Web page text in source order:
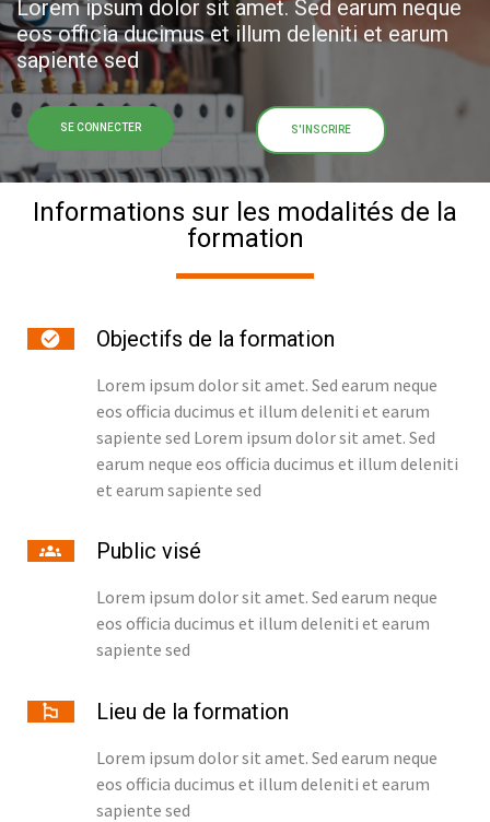
Lorem ipsum dolor sit amet. Sed earum neque
eos officia ducimus et illum deleniti et earum
sapiente sed
SE CONNECTER S'INSCRIRE
Informations sur les modalités de la
formation
Objectifs de la formation
Lorem ipsum dolor sit amet. Sed earum neque
eos officia ducimus et illum deleniti et earum
sapiente sed Lorem ipsum dolor sit amet. Sed
earum neque eos officia ducimus et illum deleniti
et earum sapiente sed
Public visé
Lorem ipsum dolor sit amet. Sed earum neque
eos officia ducimus et illum deleniti et earum
sapiente sed
Lieu de la formation
Lorem ipsum dolor sit amet. Sed earum neque
eos officia ducimus et illum deleniti et earum
sapiente sed